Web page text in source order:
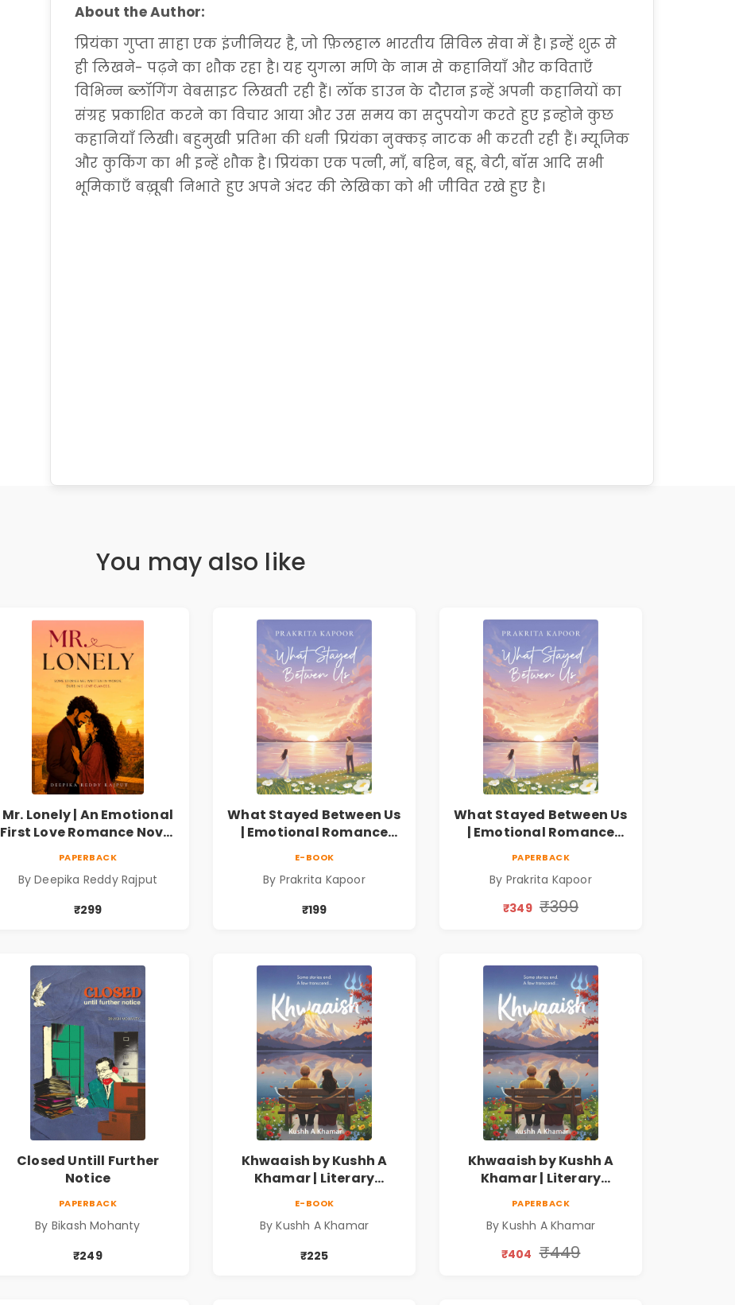
About the Author:
प्रियंका गुप्ता साहा एक इंजीनियर है, जो फ़िलहाल भारतीय सिविल सेवा में है। इन्हें शुरू से
ही लिखने- पढ़ने का शौक रहा है। यह युगला मणि के नाम से कहानियाँ और कविताएँ
विभिन्न ब्लॉगिंग वेबसाइट लिखती रही हैं। लॉक डाउन के दौरान इन्हें अपनी कहानियों का
संग्रह प्रकाशित करने का विचार आया और उस समय का सदुपयोग करते हुए इन्होने कुछ
कहानियाँ लिखी। बहुमुखी प्रतिभा की धनी प्रियंका नुक्कड़ नाटक भी करती रही हैं। म्यूजिक
और कुकिंग का भी इन्हें शौक है। प्रियंका एक पत्नी, माँ, बहिन, बहू, बेटी, बॉस आदि सभी
भूमिकाएँ बख़ूबी निभाते हुए अपने अंदर की लेखिका को भी जीवित रखे हुए है।
You may also like
Mr. Lonely | An Emotional
First Love Romance Novel
PAPERBACK
By Deepika Reddy Rajput
₹299
What Stayed Between Us
| Emotional Romance
E-BOOK
By Prakrita Kapoor
₹199
What Stayed Between Us
| Emotional Romance
PAPERBACK
By Prakrita Kapoor
₹349 ₹399
Closed Untill Further
Notice
PAPERBACK
By Bikash Mohanty
₹249
Khwaaish by Kushh A
Khamar | Literary
E-BOOK
By Kushh A Khamar
₹225
Khwaaish by Kushh A
Khamar | Literary
Special 10% Discount
PAPERBACK
By Kushh A Khamar
₹404 ₹449